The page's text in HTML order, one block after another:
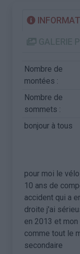
Nombre de
montées :
Nombre de
sommets :
bonjour à tous
pour moi le
10 ans de
accident qui a
droite j'ai
en 2013 et
comme tout le
secondaire